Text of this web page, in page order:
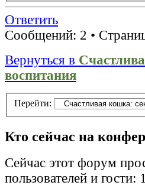
Ответить
Сообщений: 2 •
Вернуться в
воспитания
Перейти:
Кто сейчас на
Сейчас этот форум
пользователей и гости: 1